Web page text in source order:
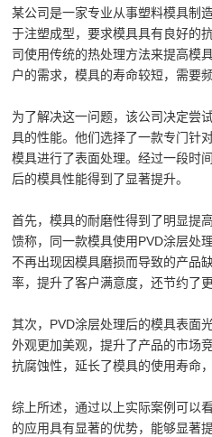
某公司是一家专业从事塑料模具制
于注塑成型，要求模具具有良好的
司使用传统的热处理方法来提高模
户的需求，模具的寿命较短，需要
为了解决这一问题，该公司决定尝
具的性能。他们选择了一款专门针
模具进行了表面处理。经过一段时
后的模具性能得到了显著提升。
首先，模具的耐磨性得到了明显提
馈称，同一款模具使用PVD涂层处
不再出现因模具磨损而导致的产品
率，提升了客户满意度，还节约了
其次，PVD涂层处理后的模具表面
外观更加美观，提升了产品的市场
抗腐蚀性，延长了模具的使用寿命
综上所述，通过以上实际案例可以
的应用具有显著的优势，能够显著